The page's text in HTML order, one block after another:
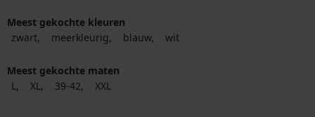
Meest gekochte kleuren
zwart
meerkleurig blauw wit
Meest gekochte maten
L
XL 39-42 XXL